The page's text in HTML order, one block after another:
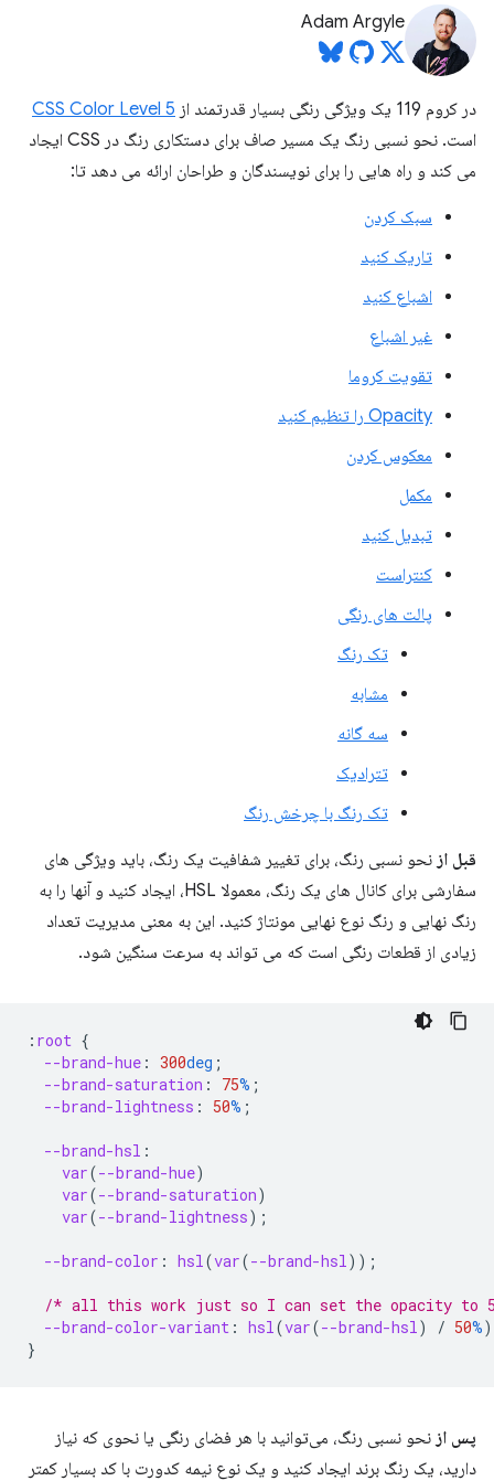
Adam Argyle
در کروم 119 یک ویژگی رنگی بسیار قدرتمند از
CSS Color Level 5
است. نحو نسبی رنگ یک مسیر صاف برای دستکاری رنگ در CSS ایجاد
می کند و راه هایی را برای نویسندگان و طراحان ارائه می دهد تا:
سبک کردن
تاریک کنید
اشباع کنید
غیر اشباع
تقویت کروما
Opacity را تنظیم کنید
معکوس کردن
مکمل
تبدیل کنید
کنتراست
پالت های رنگی
تک رنگ
مشابه
سه گانه
تترادیک
تک رنگ با چرخش رنگ
قبل از نحو نسبی رنگ، برای تغییر شفافیت یک رنگ، باید ویژگی های
سفارشی برای کانال های یک رنگ، معمولا HSL، ایجاد کنید و آنها را به
رنگ نهایی و رنگ نوع نهایی مونتاژ کنید. این به معنی مدیریت تعداد
زیادی از قطعات رنگی است که می تواند به سرعت سنگین شود.
: root {
--brand-hue : 300deg ;
--brand-saturation : 75% ;
--brand-lightness : 50% ;
--brand-hsl :
var(--brand-hue)
var(--brand-saturation)
var(--brand-lightness);
--brand-color : hsl(var(--brand-hsl));
/* all this work just so I can set the opacity to
--brand-color-variant : hsl(var(--brand-hsl) / 50%
}
پس از نحو نسبی رنگ، می‌توانید با هر فضای رنگی یا نحوی که نیاز
دارید، یک رنگ برند ایجاد کنید و یک نوع نیمه کدورت با کد بسیار کمتر